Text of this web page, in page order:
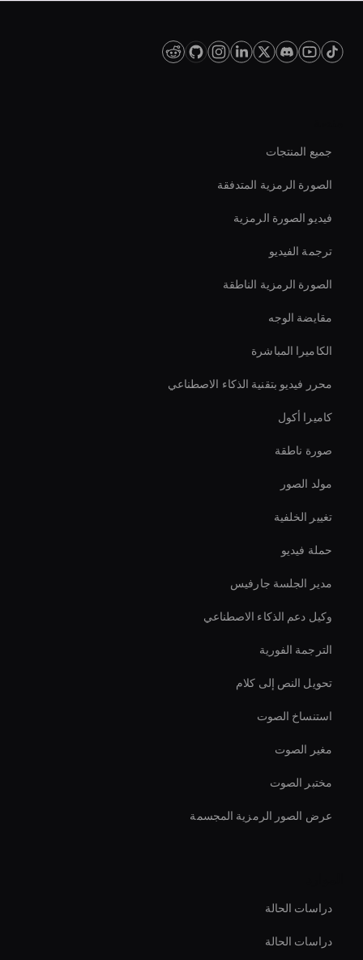
جميع المنتجات
الصورة الرمزية المتدفقة
فيديو الصورة الرمزية
ترجمة الفيديو
الصورة الرمزية الناطقة
مقايضة الوجه
الكاميرا المباشرة
محرر فيديو بتقنية الذكاء الاصطناعي
كاميرا أكول
صورة ناطقة
مولد الصور
تغيير الخلفية
حملة فيديو
مدير الجلسة جارفيس
وكيل دعم الذكاء الاصطناعي
الترجمة الفورية
تحويل النص إلى كلام
استنساخ الصوت
مغير الصوت
مختبر الصوت
عرض الصور الرمزية المجسمة
دراسات الحالة
دراسات الحالة